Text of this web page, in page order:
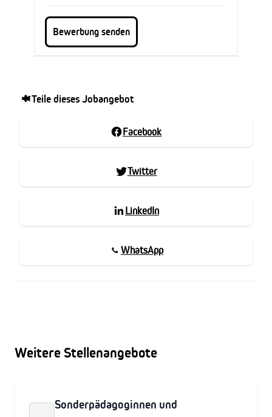
Teile dieses Jobangebot
Facebook
Twitter
LinkedIn
WhatsApp
Weitere Stellenangebote
Sonderpädagoginnen und